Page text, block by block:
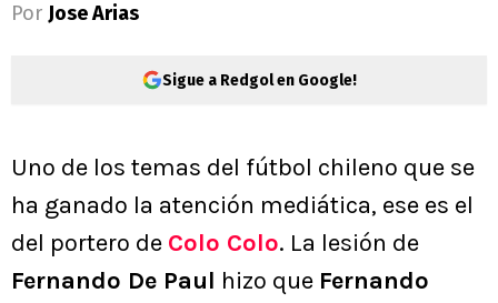
Por Jose Arias
Sigue a Redgol en Google!
Uno de los temas del fútbol chileno que se
ha ganado la atención mediática, ese es el
del portero de Colo Colo. La lesión de
Fernando De Paul hizo que Fernando